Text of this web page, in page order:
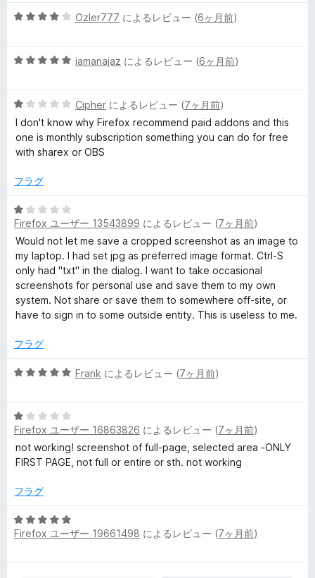
中
評
5
中
評
価
Ozler777 によるレビュー (6ヶ月前)
5
中
5
の
評
iamanajaz によるレビュー (6ヶ月前)
5
段
階
中
の
価
Cipher によるレビュー (7ヶ月前)
I don't know why Firefox recommend paid addons and this
one is monthly subscription something you can do for free
with sharex or OBS
フラグ
5
段
階
中
1
の
評
価
Firefox ユーザー 13543899 によるレビュー (7ヶ月前)
Would not let me save a cropped screenshot as an image to
my laptop. I had set jpg as preferred image format. Ctrl-S
only had "txt" in the dialog. I want to take occasional
screenshots for personal use and save them to my own
system. Not share or save them to somewhere off-site, or
have to sign in to some outside entity. This is useless to me.
フラグ
5
中
5
の
評
Frank によるレビュー (7ヶ月前)
5
段
階
中
の
価
Firefox ユーザー 16863826 によるレビュー (7ヶ月前)
not working! screenshot of full-page, selected area -ONLY
FIRST PAGE, not full or entire or sth. not working
フラグ
5
段
Firefox ユーザー 19661498 によるレビュー (7ヶ月前)